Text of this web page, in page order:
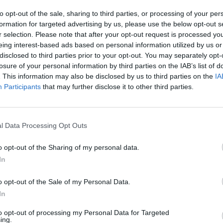
opt-out of the sale, sharing to third parties, or processing of your
for targeted advertising by us, please use the below opt-out
selection. Please note that after your opt-out request is processed
interest-based ads based on personal information utilized by us
to third parties prior to your opt-out. You may separately
of your personal information by third parties on the IAB’s list of
This information may also be disclosed by us to third parties on the
Participants that may further disclose it to other third parties.
Data Processing Opt Outs
opt-out of the Sharing of my personal data.
opt-out of the Sale of my Personal Data.
opt-out of processing my Personal Data for Targeted
y estuvieron acompañados por diversos
Cultural Maestro Miguel. Este recorrido
en este vídeo.